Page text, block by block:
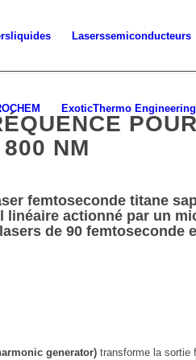
liquides Laserssemiconducteurs
ExoticThermo Engineering
NM
femtoseconde titane
linéaire actionné par un
de 90 femtoseconde
generator) transforme la sortie